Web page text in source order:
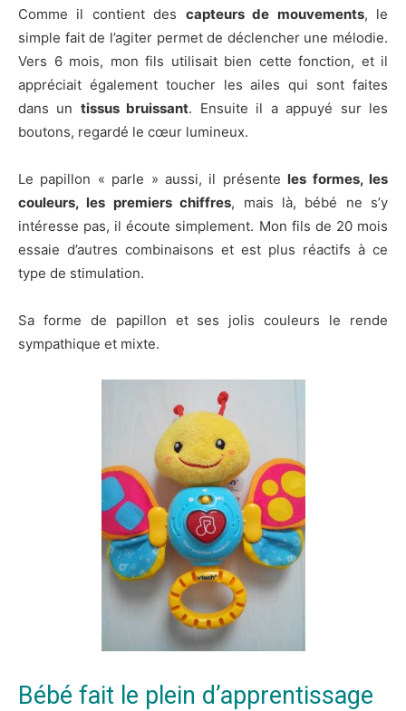
Comme il contient des capteurs de mouvements, le
simple fait de l’agiter permet de déclencher une mélodie.
Vers 6 mois, mon fils utilisait bien cette fonction, et il
appréciait également toucher les ailes qui sont faites
dans un tissus bruissant. Ensuite il a appuyé sur les
boutons, regardé le cœur lumineux.
Le papillon « parle » aussi, il présente les formes, les
couleurs, les premiers chiffres, mais là, bébé ne s’y
intéresse pas, il écoute simplement. Mon fils de 20 mois
essaie d’autres combinaisons et est plus réactifs à ce
type de stimulation.
Sa forme de papillon et ses jolis couleurs le rende
sympathique et mixte.
Bébé fait le plein d’apprentissage